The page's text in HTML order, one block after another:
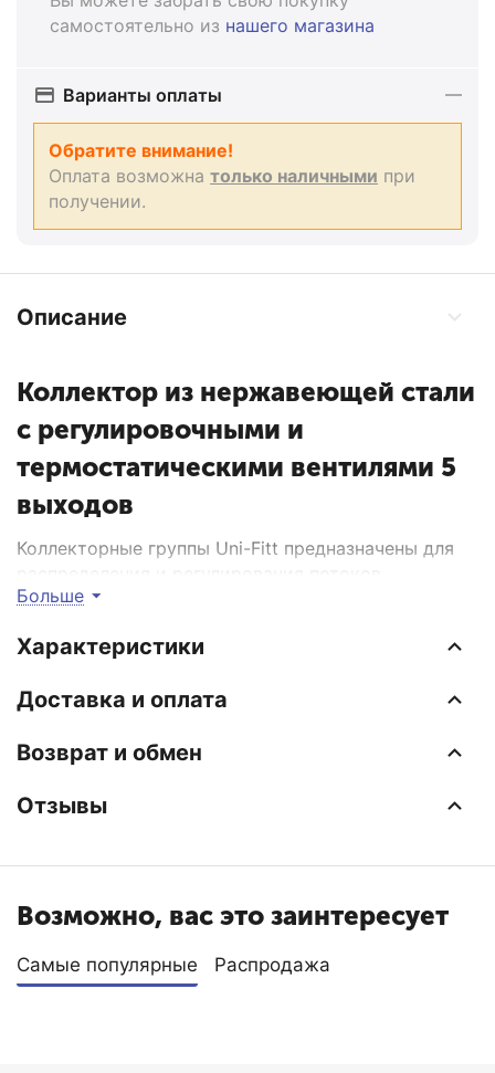
самостоятельно из нашего магазина
Варианты оплаты
Обратите внимание!
Оплата возможна только наличными при
получении.
Описание
Коллектор из нержавеющей стали
с регулировочными и
термостатическими вентилями 5
выходов
Коллекторные группы Uni-Fitt предназначены для
теплоносителя в низко- или высокотемпературных
вентялими на подающем коллекторе и
установки термоэлектрических приводов) на
укомплектовано дренажным клапаном /
использован для заполнения системы.
Больше
Характеристики
Доставка и оплата
Возврат и обмен
Отзывы
Возможно, вас это заинтересует
Самые популярные Распродажа